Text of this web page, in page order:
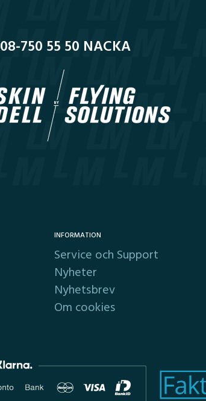
08-750 55 50 NACKA
INFORMATION
Service och Support
Nyheter
Nyhetsbrev
Om cookies